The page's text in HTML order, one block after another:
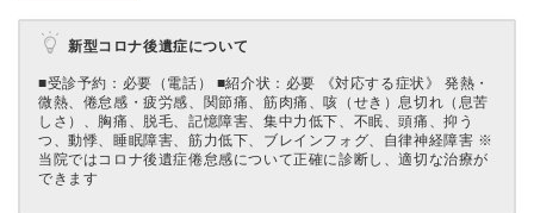
新型コロナ後遺症について
■受診予約：必要（電話） ■紹介状：必要 《対応する症状》 発熱・
微熱、倦怠感・疲労感、関節痛、筋肉痛、咳（せき）息切れ（息苦
しさ）、胸痛、脱毛、記憶障害、集中力低下、不眠、頭痛、抑う
つ、動悸、睡眠障害、筋力低下、ブレインフォグ、自律神経障害 ※
当院ではコロナ後遺症倦怠感について正確に診断し、適切な治療が
できます